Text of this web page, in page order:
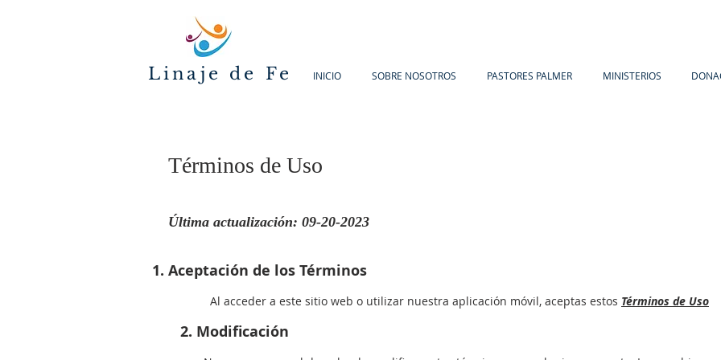
Linaje de Fe INICIO SOBRE NOSOTROS PASTORES PALMER MINISTERIOS
Términos de Uso
Última actualización: 09-20-2023
Aceptación de los Términos
Al acceder a este sitio web o utilizar nuestra aplicación móvil, aceptas estos Términos de Uso
2. Modificación